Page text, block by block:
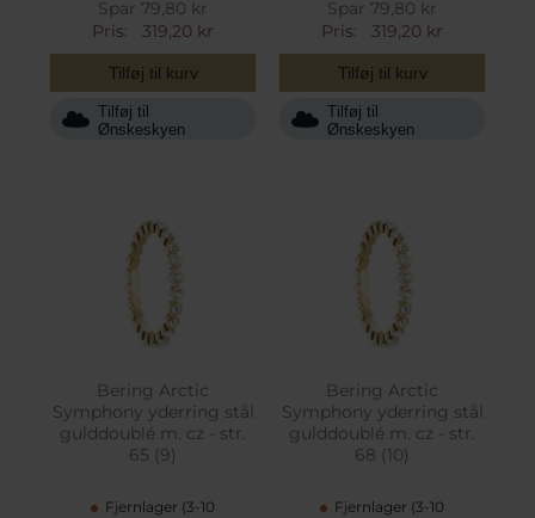
Spar 79,80 kr
Pris:
319,20 kr
Tilføj til kurv
Tilføj til
Ønskeskyen
Spar 79,80 kr
Pris:
319,20 kr
Tilføj til kurv
Tilføj til
Ønskeskyen
Bering Arctic
Symphony yderring stål
gulddoublé m. cz - str.
65 (9)
Fjernlager (3-10
Bering Arctic
Symphony yderring stål
gulddoublé m. cz - str.
68 (10)
Fjernlager (3-10